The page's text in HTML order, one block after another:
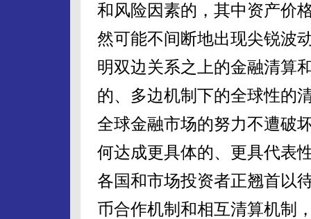
和风险因素的，其中资产价
然可能不间断地出现尖锐波
明双边关系之上的金融清算
的、多边机制下的全球性的
全球金融市场的努力不遭破
何达成更具体的、更具代表
各国和市场投资者正翘首以
币合作机制和相互清算机制